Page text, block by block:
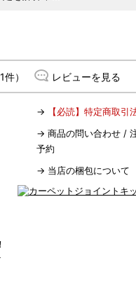
1件） レビューを見る
→ 【必読】特定商取引
→ 商品の問い合わせ /
予約
→ 当店の梱包について